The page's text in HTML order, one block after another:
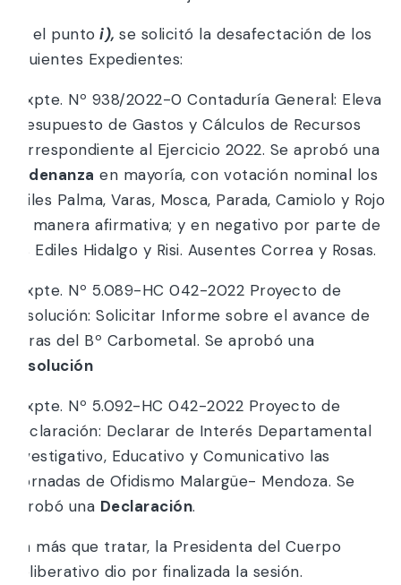
En el punto i), se solicitó la desafectación de los
siguientes Expedientes:
*Expte. Nº 938/2022-0 Contaduría General: Eleva
Presupuesto de Gastos y Cálculos de Recursos
correspondiente al Ejercicio 2022. Se aprobó una
Ordenanza en mayoría, con votación nominal los
Ediles Palma, Varas, Mosca, Parada, Camiolo y Rojo
de manera afirmativa; y en negativo por parte de
los Ediles Hidalgo y Risi. Ausentes Correa y Rosas.
*Expte. Nº 5.089-HC 042-2022 Proyecto de
Resolución: Solicitar Informe sobre el avance de
obras del Bº Carbometal. Se aprobó una
Resolución
*Expte. Nº 5.092-HC 042-2022 Proyecto de
Declaración: Declarar de Interés Departamental
Investigativo, Educativo y Comunicativo las
“Jornadas de Ofidismo Malargüe- Mendoza. Se
aprobó una Declaración.
Sin más que tratar, la Presidenta del Cuerpo
Deliberativo dio por finalizada la sesión.